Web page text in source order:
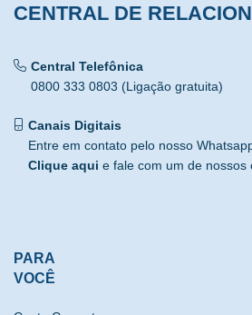
CENTRAL DE
Central Telefônica
0800 333 0803 (Ligação gratuita)
Canais Digitais
Entre em contato pelo nosso
Clique aqui e fale com um de nossos
PARA
VOCÊ